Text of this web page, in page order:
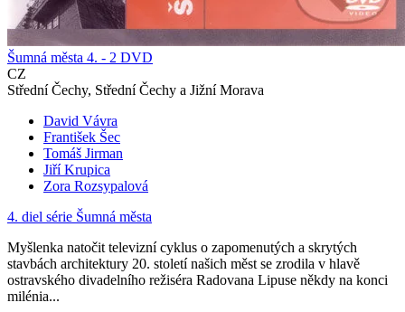
Šumná města 4. - 2 DVD
CZ
Střední Čechy, Střední Čechy a Jižní Morava
David Vávra
František Šec
Tomáš Jirman
Jiří Krupica
Zora Rozsypalová
4. diel série Šumná města
Myšlenka natočit televizní cyklus o zapomenutých a skrytých
stavbách architektury 20. století našich měst se zrodila v hlavě
ostravského divadelního režiséra Radovana Lipuse někdy na konci
milénia...